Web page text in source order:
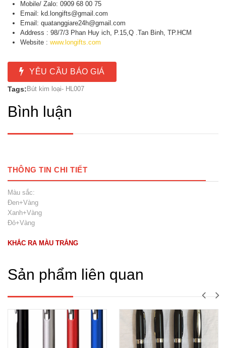
Mobile/ Zalo: 0909 68 00 75
Email: kd.longifts@gmail.com
Email: quatanggiare24h@gmail.com
Address : 98/7/3 Phan Huy ich, P.15,Q .Tan Binh, TP.HCM
Website : www.longifts.com
YÊU CẦU BÁO GIÁ
Tags: Bút kim loại- HL007
Bình luận
THÔNG TIN CHI TIẾT
Màu sắc:
Đen+Vàng
Xanh+Vàng
Đỏ+Vàng
KHẮC RA MÀU TRẮNG
Sản phẩm liên quan